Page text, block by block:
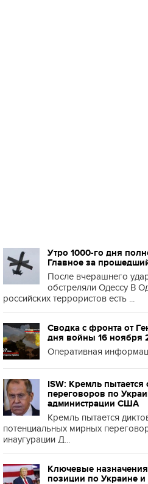
Утро 1000-го дня
Главное за
После вчерашнего
обстреляли Одессу В
российских террористов есть ...
Сводка с фронта от
дня войны 16 ноября
Оперативная
ISW: Кремль пытается
переговоров по
администрации США
Кремль пытается
потенциальных мирных
инаугурации Д...
Ключевые
позиции по Украине